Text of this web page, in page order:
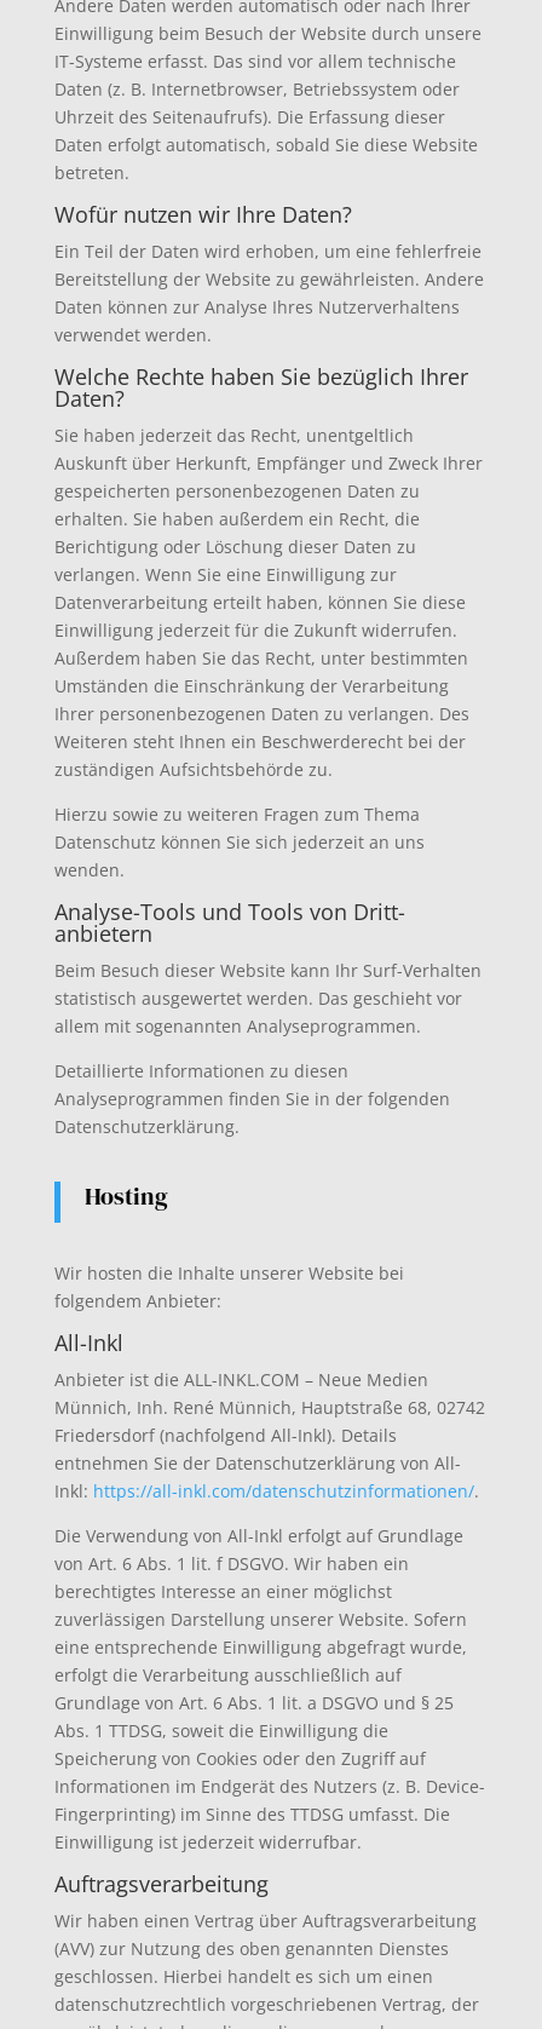
Andere Daten werden automatisch oder nach Ihrer
Einwilligung beim Besuch der Website durch unsere
IT-Systeme erfasst. Das sind vor allem technische
Daten (z. B. Internetbrowser, Betriebssystem oder
Uhrzeit des Seitenaufrufs). Die Erfassung dieser
Daten erfolgt automatisch, sobald Sie diese Website
betreten.
Wofür nutzen wir Ihre Daten?
Ein Teil der Daten wird erhoben, um eine fehlerfreie
Bereitstellung der Website zu gewährleisten. Andere
Daten können zur Analyse Ihres Nutzerverhaltens
verwendet werden.
Welche Rechte haben Sie bezüglich Ihrer
Daten?
Sie haben jederzeit das Recht, unentgeltlich
Auskunft über Herkunft, Empfänger und Zweck Ihrer
gespeicherten personenbezogenen Daten zu
erhalten. Sie haben außerdem ein Recht, die
Berichtigung oder Löschung dieser Daten zu
verlangen. Wenn Sie eine Einwilligung zur
Datenverarbeitung erteilt haben, können Sie diese
Einwilligung jederzeit für die Zukunft widerrufen.
Außerdem haben Sie das Recht, unter bestimmten
Umständen die Einschränkung der Verarbeitung
Ihrer personenbezogenen Daten zu verlangen. Des
Weiteren steht Ihnen ein Beschwerderecht bei der
zuständigen Aufsichtsbehörde zu.
Hierzu sowie zu weiteren Fragen zum Thema
Datenschutz können Sie sich jederzeit an uns
wenden.
Analyse-Tools und Tools von Dritt­
anbietern
Beim Besuch dieser Website kann Ihr Surf-Verhalten
statistisch ausgewertet werden. Das geschieht vor
allem mit sogenannten Analyseprogrammen.
Detaillierte Informationen zu diesen
Analyseprogrammen finden Sie in der folgenden
Datenschutzerklärung.
Hosting
Wir hosten die Inhalte unserer Website bei
folgendem Anbieter:
All-Inkl
Anbieter ist die ALL-INKL.COM – Neue Medien
Münnich, Inh. René Münnich, Hauptstraße 68, 02742
Friedersdorf (nachfolgend All-Inkl). Details
entnehmen Sie der Datenschutzerklärung von All-
Inkl: https://all-inkl.com/datenschutzinformationen/.
Die Verwendung von All-Inkl erfolgt auf Grundlage
von Art. 6 Abs. 1 lit. f DSGVO. Wir haben ein
berechtigtes Interesse an einer möglichst
zuverlässigen Darstellung unserer Website. Sofern
eine entsprechende Einwilligung abgefragt wurde,
erfolgt die Verarbeitung ausschließlich auf
Grundlage von Art. 6 Abs. 1 lit. a DSGVO und § 25
Abs. 1 TTDSG, soweit die Einwilligung die
Speicherung von Cookies oder den Zugriff auf
Informationen im Endgerät des Nutzers (z. B. Device-
Fingerprinting) im Sinne des TTDSG umfasst. Die
Einwilligung ist jederzeit widerrufbar.
Auftragsverarbeitung
Wir haben einen Vertrag über Auftragsverarbeitung
(AVV) zur Nutzung des oben genannten Dienstes
geschlossen. Hierbei handelt es sich um einen
datenschutzrechtlich vorgeschriebenen Vertrag, der